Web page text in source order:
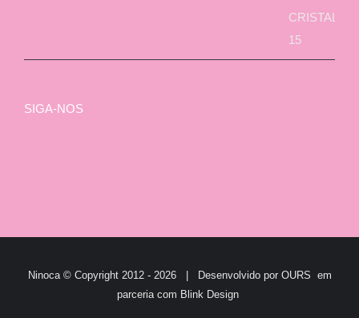
SIGA-NOS
Ninoca © Copyright 2012 - 2026 | Desenvolvido por OURS em
parceria com Blink Design